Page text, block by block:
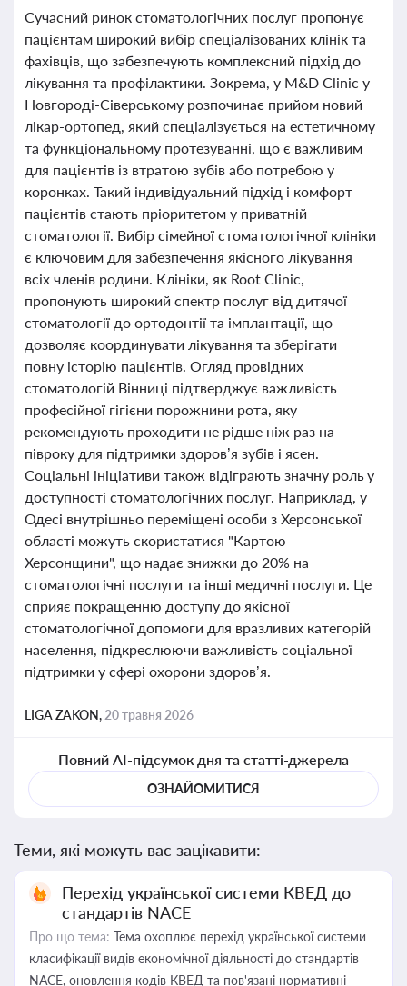
Сучасний ринок стоматологічних послуг пропонує
пацієнтам широкий вибір спеціалізованих клінік та
фахівців, що забезпечують комплексний підхід до
лікування та профілактики. Зокрема, у M&D Clinic у
Новгороді-Сіверському розпочинає прийом новий
лікар-ортопед, який спеціалізується на естетичному
та функціональному протезуванні, що є важливим
для пацієнтів із втратою зубів або потребою у
коронках. Такий індивідуальний підхід і комфорт
пацієнтів стають пріоритетом у приватній
стоматології. Вибір сімейної стоматологічної клініки
є ключовим для забезпечення якісного лікування
всіх членів родини. Клініки, як Root Clinic,
пропонують широкий спектр послуг від дитячої
стоматології до ортодонтії та імплантації, що
дозволяє координувати лікування та зберігати
повну історію пацієнтів. Огляд провідних
стоматологій Вінниці підтверджує важливість
професійної гігієни порожнини рота, яку
рекомендують проходити не рідше ніж раз на
півроку для підтримки здоров’я зубів і ясен.
Соціальні ініціативи також відіграють значну роль у
доступності стоматологічних послуг. Наприклад, у
Одесі внутрішньо переміщені особи з Херсонської
області можуть скористатися "Картою
Херсонщини", що надає знижки до 20% на
стоматологічні послуги та інші медичні послуги. Це
сприяє покращенню доступу до якісної
стоматологічної допомоги для вразливих категорій
населення, підкреслюючи важливість соціальної
підтримки у сфері охорони здоров’я.
LIGA ZAKON, 20 травня 2026
Повний AI-підсумок дня та статті-джерела
ОЗНАЙОМИТИСЯ
Теми, які можуть вас зацікавити:
Перехід української системи КВЕД до
стандартів NACE
Про що тема: Тема охоплює перехід української системи
класифікації видів економічної діяльності до стандартів
NACE, оновлення кодів КВЕД та пов'язані нормативні